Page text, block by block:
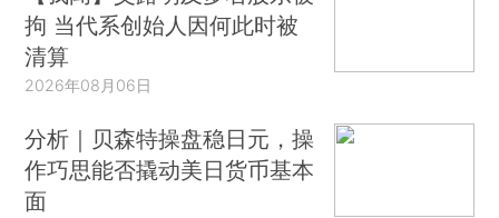
拘 当代系创始人因何此时被
清算
2026年08月06日
分析｜贝森特操盘稳日元，操
作巧思能否撬动美日货币基本
面